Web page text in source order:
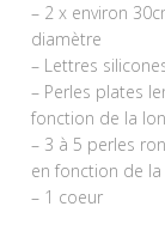
– 2 x environ
diamètre
– Lettres
– Perles plates
fonction de la
– 3 à 5 perles
en fonction de
– 1 coeur